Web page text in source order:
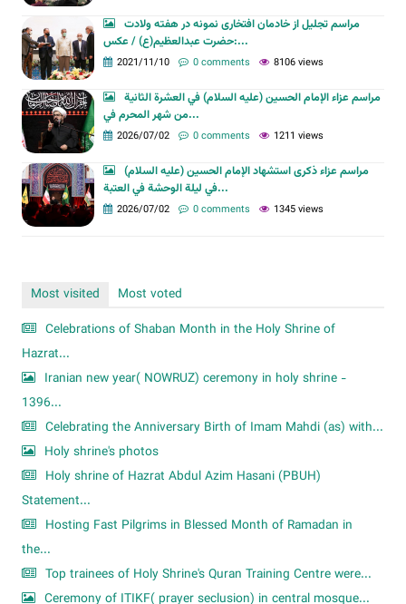
مراسم تجلیل از خادمان افتخاری نمونه در هفته ولادت
حضرت عبدالعظیم(ع) / عکس:...
2021/11/10 0 comments 8106 views
مراسم عزاء الإمام الحسين (عليه السلام) في العشرة الثانية
من شهر المحرم في...
2026/07/02 0 comments 1211 views
مراسم عزاء ذكرى استشهاد الإمام الحسين (عليه السلام)
في ليلة الوحشة في العتبة...
2026/07/02 0 comments 1345 views
Most visited
Most voted
Celebrations of Shaban Month in the Holy Shrine of
Hazrat...
Iranian new year( NOWRUZ) ceremony in holy shrine -
1396...
Celebrating the Anniversary Birth of Imam Mahdi (as) with...
Holy shrine's photos
Holy shrine of Hazrat Abdul Azim Hasani (PBUH)
Statement...
Hosting Fast Pilgrims in Blessed Month of Ramadan in
the...
Top trainees of Holy Shrine's Quran Training Centre were...
Ceremony of ITIKF( prayer seclusion) in central mosque...